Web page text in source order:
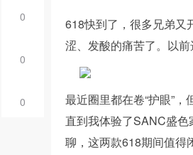
0
0
0
618快到了，很多兄弟又
涩、发酸的痛苦了。以
最近圈里都在卷“护眼”
直到我体验了SANC盛
聊，这两款618期间值得